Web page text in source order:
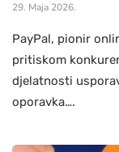
29. Maja 2026.
PayPal, pionir
pritiskom
djelatnosti
oporavka….